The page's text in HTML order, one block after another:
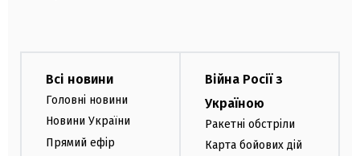
Всі новини
Головні новини
Новини України
Прямий ефір
Війна Росії з
Україною
Ракетні обстріли
Карта бойових дій